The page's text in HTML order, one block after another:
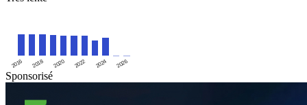
2016 2018 2020 2022 2024 2026
Sponsorisé